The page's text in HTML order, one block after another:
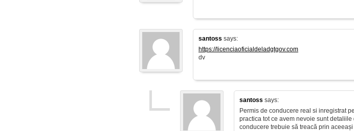
santoss says:
https://licenciaoficialdeladgtgov.com
dv
santoss says:
Permis de conducere real si inregistrat
practica tot ce avem nevoie sunt
conducere trebuie să treacă prin